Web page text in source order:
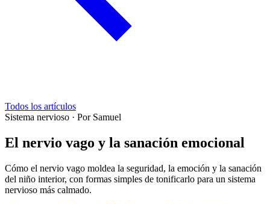
Todos los artículos
Sistema nervioso · Por Samuel
El nervio vago y la sanación emocional
Cómo el nervio vago moldea la seguridad, la emoción y la sanación
del niño interior, con formas simples de tonificarlo para un sistema
nervioso más calmado.